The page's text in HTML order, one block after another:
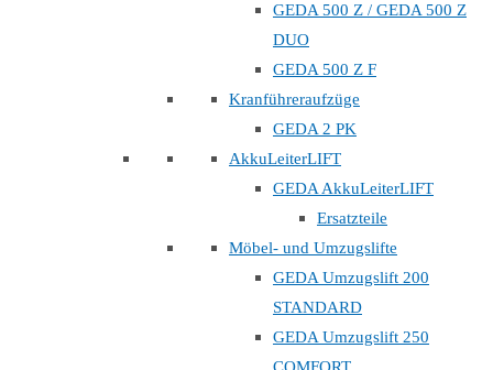
GEDA 500 Z / GEDA 500 Z
DUO
GEDA 500 Z F
Kranführeraufzüge
GEDA 2 PK
AkkuLeiterLIFT
GEDA AkkuLeiterLIFT
Ersatzteile
Möbel- und Umzugslifte
GEDA Umzugslift 200
STANDARD
GEDA Umzugslift 250